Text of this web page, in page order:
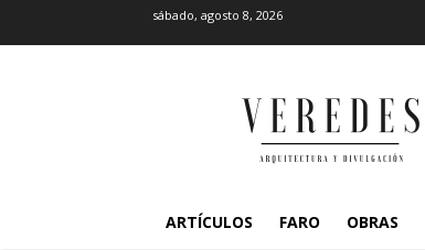
sábado, agosto 8, 2026
ARTÍCULOS FARO OBRAS